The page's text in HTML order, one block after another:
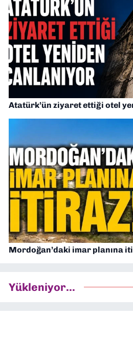
Atatürk’ün ziyaret ettiği otel
Mordoğan’daki imar planına
Yükleniyor...